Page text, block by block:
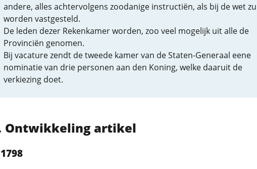
andere, alles achtervolgens zoodanige instructiën, als bij de wet
worden vastgesteld.
De leden dezer Rekenkamer worden, zoo veel mogelijk uit alle de
Provinciën genomen.
Bij vacature zendt de tweede kamer van de Staten-Generaal eene
nominatie van drie personen aan den Koning, welke daaruit de
verkiezing doet.
Ontwikkeling artikel
1798